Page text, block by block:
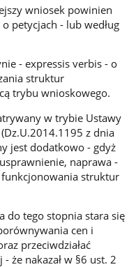
wniosek powinien
petycjach - lub według
- expressis verbis - o
struktur
trybu wnioskowego.
w trybie Ustawy
z dnia
jest dodatkowo - gdyż
naprawa -
struktur
do tego stopnia stara się
cen i
przeciwdziałać
że nakazał w §6 ust. 2